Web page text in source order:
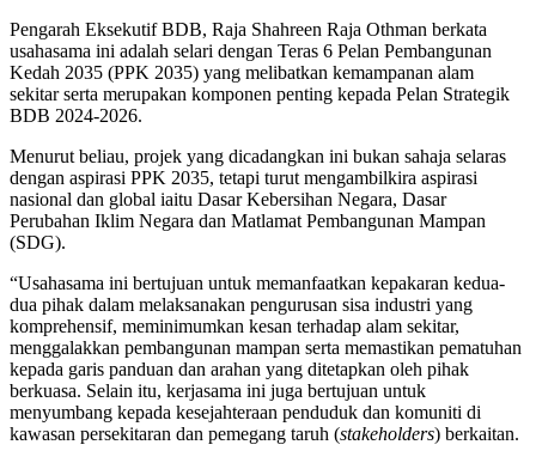
Pengarah Eksekutif BDB, Raja Shahreen Raja Othman berkata
usahasama ini adalah selari dengan Teras 6 Pelan Pembangunan
Kedah 2035 (PPK 2035) yang melibatkan kemampanan alam
sekitar serta merupakan komponen penting kepada Pelan Strategik
BDB 2024-2026.
Menurut beliau, projek yang dicadangkan ini bukan sahaja selaras
dengan aspirasi PPK 2035, tetapi turut mengambilkira aspirasi
nasional dan global iaitu Dasar Kebersihan Negara, Dasar
Perubahan Iklim Negara dan Matlamat Pembangunan Mampan
(SDG).
“Usahasama ini bertujuan untuk memanfaatkan kepakaran kedua-
dua pihak dalam melaksanakan pengurusan sisa industri yang
komprehensif, meminimumkan kesan terhadap alam sekitar,
menggalakkan pembangunan mampan serta memastikan pematuhan
kepada garis panduan dan arahan yang ditetapkan oleh pihak
berkuasa. Selain itu, kerjasama ini juga bertujuan untuk
menyumbang kepada kesejahteraan penduduk dan komuniti di
kawasan persekitaran dan pemegang taruh (stakeholders) berkaitan.